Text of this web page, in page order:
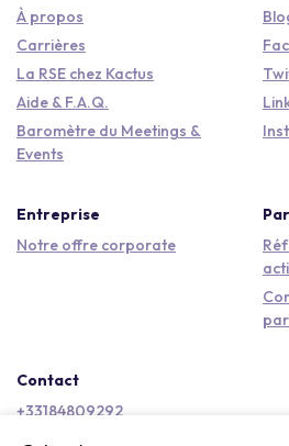
À propos
Carrières
La RSE chez Kactus
Aide & F.A.Q.
Baromètre du Meetings &
Events
Entreprise
Notre offre corporate
Contact
+33184809292